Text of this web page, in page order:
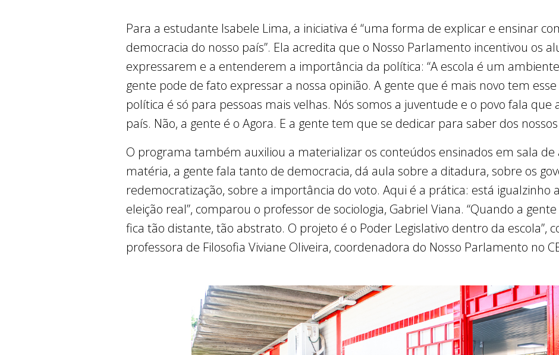
Para a estudante Isabele Lima, a iniciativa é “uma forma de explicar e ensinar
democracia do nosso país”. Ela acredita que o Nosso Parlamento incentivou os
expressarem e a entenderem a importância da política: “A escola é um
gente pode de fato expressar a nossa opinião. A gente que é mais novo tem
política é só para pessoas mais velhas. Nós somos a juventude e o povo fala que
país. Não, a gente é o Agora. E a gente tem que se dedicar para saber dos
O programa também auxiliou a materializar os conteúdos ensinados em sala de
matéria, a gente fala tanto de democracia, dá aula sobre a ditadura, sobre os
redemocratização, sobre a importância do voto. Aqui é a prática: está igualzinho
eleição real”, comparou o professor de sociologia, Gabriel Viana. “Quando a
fica tão distante, tão abstrato. O projeto é o Poder Legislativo dentro da escola”,
professora de Filosofia Viviane Oliveira, coordenadora do Nosso Parlamento no